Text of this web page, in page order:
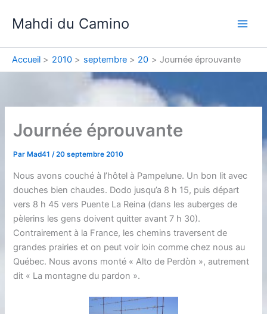
Mahdi du Camino
Accueil 2010 septembre 20 Journée éprouvante
Journée éprouvante
Par Mad41/20 septembre 2010
Nous avons couché à l’hôtel à Pampelune. Un bon lit avec
douches bien chaudes. Dodo jusqu’a 8 h 15, puis départ
vers 8 h 45 vers Puente La Reina (dans les auberges de
pèlerins les gens doivent quitter avant 7 h 30).
Contrairement à la France, les chemins traversent de
grandes prairies et on peut voir loin comme chez nous au
Québec. Nous avons monté « Alto de Perdòn », autrement
dit « La montagne du pardon ».